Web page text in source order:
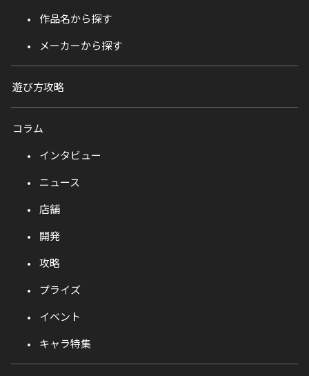
作品名から探す
メーカーから探す
遊び方攻略
コラム
インタビュー
ニュース
店舗
開発
攻略
プライズ
イベント
キャラ特集